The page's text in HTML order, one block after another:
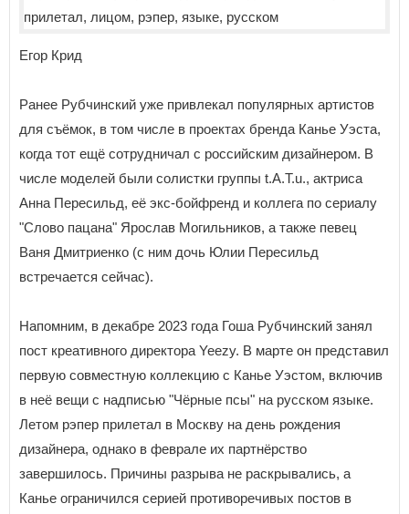
Егор Крид
Ранее Рубчинский уже привлекал популярных артистов
для съёмок, в том числе в проектах бренда Канье Уэста,
когда тот ещё сотрудничал с российским дизайнером. В
числе моделей были солистки группы t.A.T.u., актриса
Анна Пересильд, её экс-бойфренд и коллега по сериалу
"Слово пацана" Ярослав Могильников, а также певец
Ваня Дмитриенко (с ним дочь Юлии Пересильд
встречается сейчас).
Напомним, в декабре 2023 года Гоша Рубчинский занял
пост креативного директора Yeezy. В марте он представил
первую совместную коллекцию с Канье Уэстом, включив
в неё вещи с надписью "Чёрные псы" на русском языке.
Летом рэпер прилетал в Москву на день рождения
дизайнера, однако в феврале их партнёрство
завершилось. Причины разрыва не раскрывались, а
Канье ограничился серией противоречивых постов в